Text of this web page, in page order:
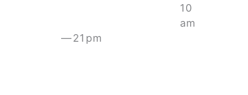
10
am
—21pm